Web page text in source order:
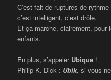
C’est fait de ruptures de
c’est intelligent, c’est drôle.
Et ça marche, clairement, pour
enfants.
En plus, s’appelerUbique !
Philip K. Dick : Ubik, si vous